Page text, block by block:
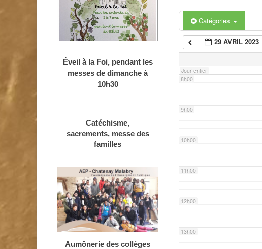
Catégories
29 AVRIL 2023
Jour entier
6h00
7h00
8h00
9h00
10h00
11h00
12h00
13h00
Éveil à la Foi, pendant les
messes de dimanche à
10h30
Catéchisme,
sacrements, messe des
familles
Aumônerie des collèges